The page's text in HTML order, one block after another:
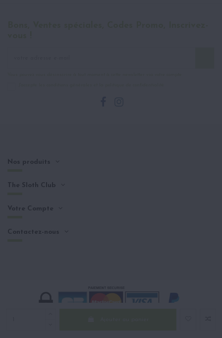
Nos produits
The Sloth Club
Votre Compte
Contactez-nous